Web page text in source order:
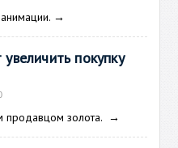
→
покупку
золота. →